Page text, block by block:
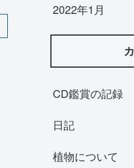
2022年1月
CD鑑賞の記録
日記
植物について